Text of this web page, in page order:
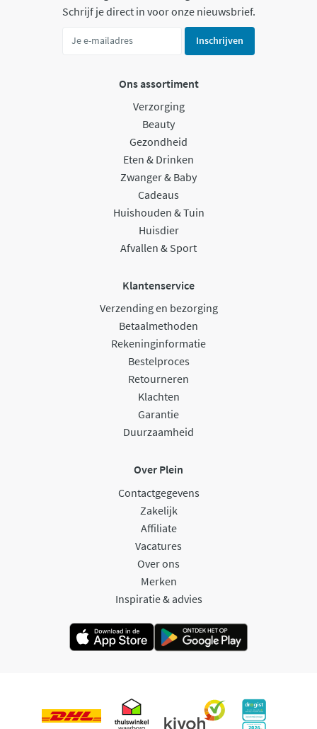
Schrijf je direct in voor onze nieuwsbrief.
Inschrijven
Ons assortiment
Verzorging
Beauty
Gezondheid
Eten & Drinken
Zwanger & Baby
Cadeaus
Huishouden & Tuin
Huisdier
Afvallen & Sport
Klantenservice
Verzending en bezorging
Betaalmethoden
Rekeninginformatie
Bestelproces
Retourneren
Klachten
Garantie
Duurzaamheid
Over Plein
Contactgegevens
Zakelijk
Affiliate
Vacatures
Over ons
Merken
Inspiratie & advies